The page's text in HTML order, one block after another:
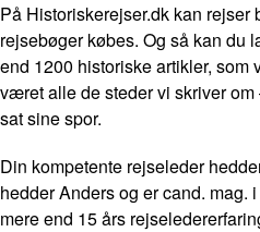
På Historiskerejser.dk kan rejser
rejsebøger købes. Og så kan du
end 1200 historiske artikler, som
været alle de steder vi skriver
sat sine spor.
Din kompetente rejseleder
hedder Anders og er cand. mag.
mere end 15 års